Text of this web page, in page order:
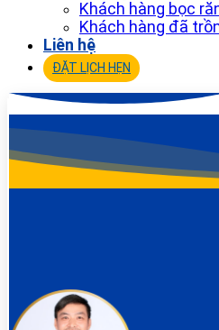
Khách hàng bọc
Khách hàng đã
Liên hệ
ĐẶT LỊCH HẸN